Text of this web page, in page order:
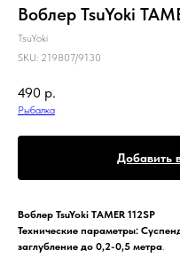
Воблер TsuYoki
TsuYoki
SKU: 219807/9130
490 р.
Рыбалка
Добавить
Воблер TsuYoki TAMER 112SP
Технические параметры:
заглубление до 0,2-0,5 метра.